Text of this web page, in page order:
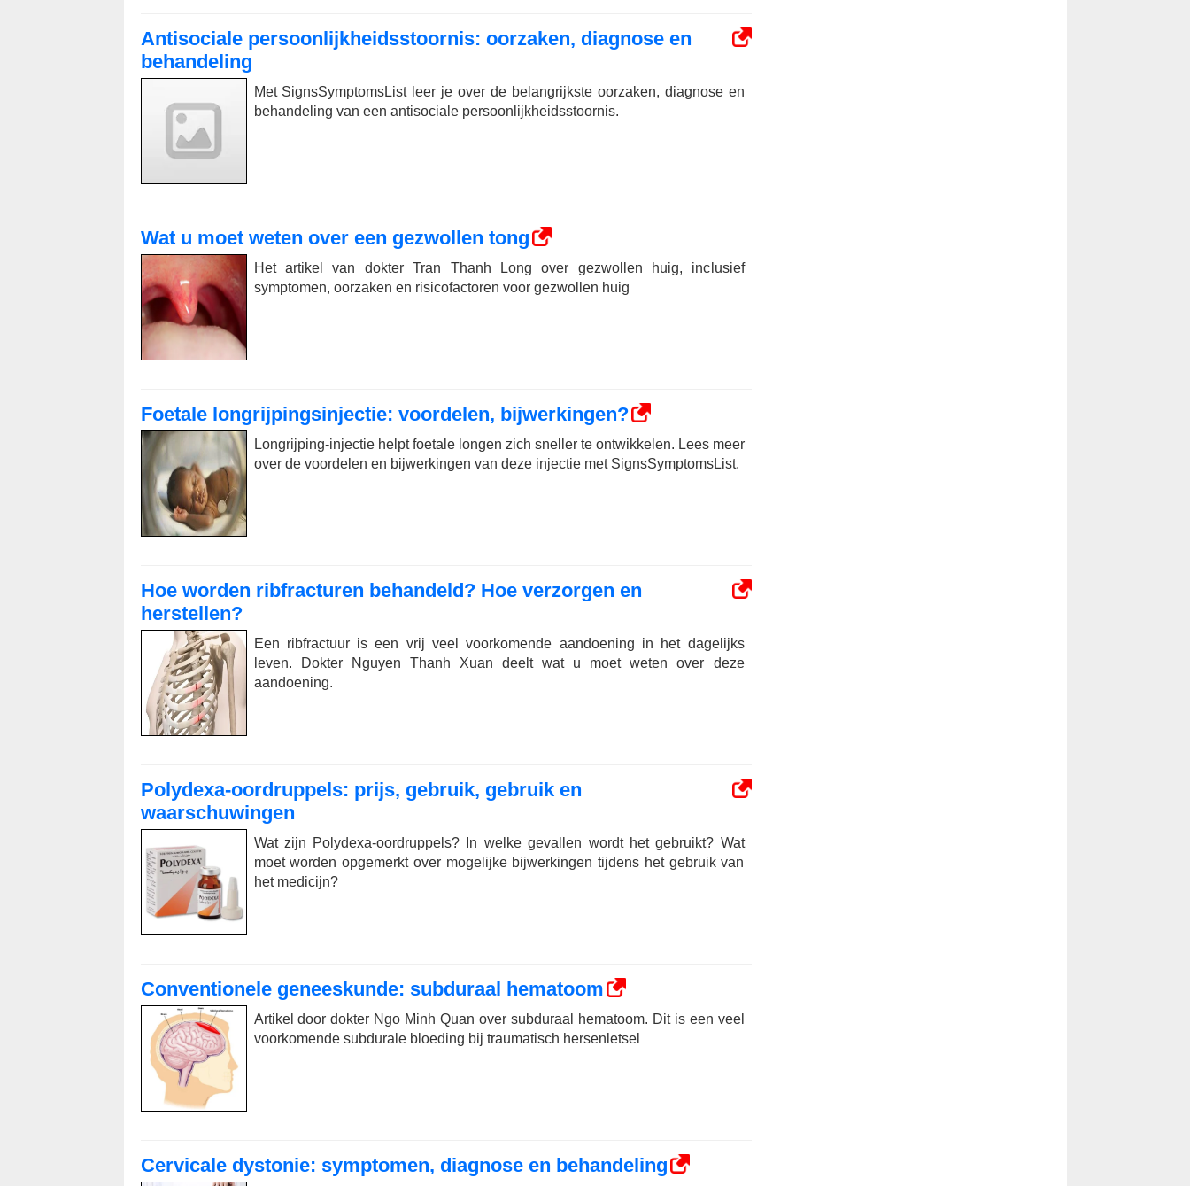
Antisociale persoonlijkheidsstoornis: oorzaken, diagnose en
behandeling
Met SignsSymptomsList leer je over de belangrijkste oorzaken, diagnose en
behandeling van een antisociale persoonlijkheidsstoornis.
Wat u moet weten over een gezwollen tong
Het artikel van dokter Tran Thanh Long over gezwollen huig, inclusief
symptomen, oorzaken en risicofactoren voor gezwollen huig
Foetale longrijpingsinjectie: voordelen, bijwerkingen?
Longrijping-injectie helpt foetale longen zich sneller te ontwikkelen. Lees meer
over de voordelen en bijwerkingen van deze injectie met SignsSymptomsList.
Hoe worden ribfracturen behandeld? Hoe verzorgen en
herstellen?
Een ribfractuur is een vrij veel voorkomende aandoening in het dagelijks
leven. Dokter Nguyen Thanh Xuan deelt wat u moet weten over deze
aandoening.
Polydexa-oordruppels: prijs, gebruik, gebruik en
waarschuwingen
Wat zijn Polydexa-oordruppels? In welke gevallen wordt het gebruikt? Wat
moet worden opgemerkt over mogelijke bijwerkingen tijdens het gebruik van
het medicijn?
Conventionele geneeskunde: subduraal hematoom
Artikel door dokter Ngo Minh Quan over subduraal hematoom. Dit is een veel
voorkomende subdurale bloeding bij traumatisch hersenletsel
Cervicale dystonie: symptomen, diagnose en behandeling